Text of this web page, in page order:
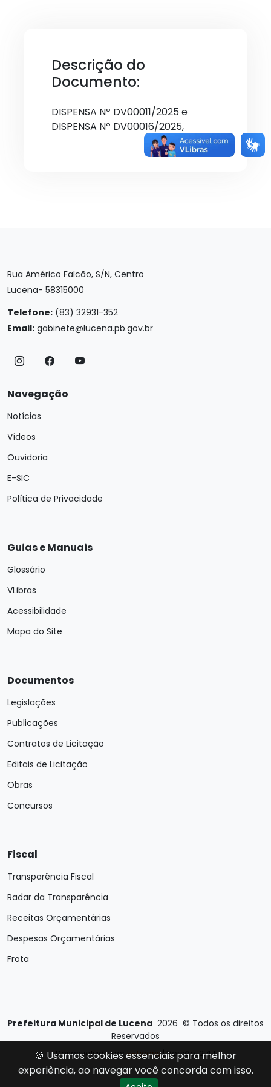
Descrição do
Documento:
DISPENSA Nº DV00011/2025 e
DISPENSA Nº DV00016/2025,
Rua Américo Falcão, S/N, Centro
Lucena- 58315000
Telefone: (83) 32931-352
Email: gabinete@lucena.pb.gov.br
Navegação
Notícias
Vídeos
Ouvidoria
E-SIC
Política de Privacidade
Guias e Manuais
Glossário
VLibras
Acessibilidade
Mapa do Site
Documentos
Legislações
Publicações
Contratos de Licitação
Editais de Licitação
Obras
Concursos
Fiscal
Transparência Fiscal
Radar da Transparência
Receitas Orçamentárias
Despesas Orçamentárias
Frota
Prefeitura Municipal de Lucena 2026 © Todos os direitos
Reservados
Desenvolvido porE-Ticons| Versão: 2.4.1
🍪 Usamos cookies essenciais para melhor
experiência, ao navegar você concorda com isso.